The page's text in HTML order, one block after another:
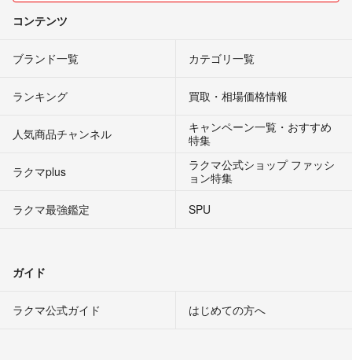
コンテンツ
ブランド一覧 カテゴリ一覧
ランキング 買取・相場価格情報
人気商品チャンネル
キャンペーン一覧・おすすめ
特集
ラクマplus
ラクマ公式ショップ ファッシ
ョン特集
ラクマ最強鑑定
SPU
ガイド
ラクマ公式ガイド はじめての方へ